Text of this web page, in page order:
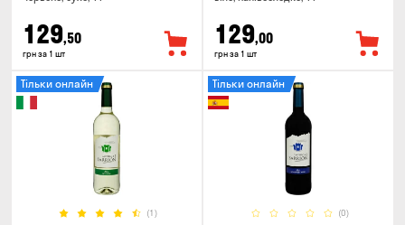
129,50
грн за 1 шт
129,00
грн за 1 шт
(1)
Тільки онлайн
(0)
Тільки онлайн